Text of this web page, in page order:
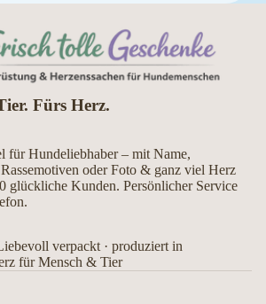
Fürs Herz.
für Hundeliebhaber – mit Name,
oder Foto & ganz viel Herz
glückliche Kunden. Persönlicher Service
verpackt · produziert in
für Mensch & Tier